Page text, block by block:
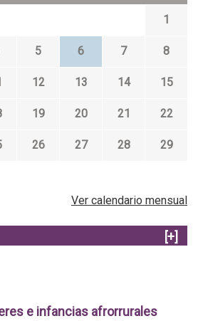
1
5 6 7 8
12 13 14 15
19 20 21 22
26 27 28 29
Ver calendario mensual
[+]
e infancias afrorrurales